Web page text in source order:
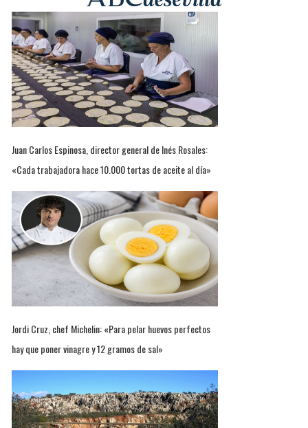
Juan Carlos Espinosa, director general de Inés Rosales:
«Cada trabajadora hace 10.000 tortas de aceite al día»
Jordi Cruz, chef Michelin: «Para pelar huevos perfectos
hay que poner vinagre y 12 gramos de sal»